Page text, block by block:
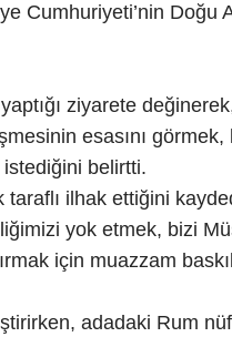
Cumhuriyeti’nin Doğu
ziyarete değinerek,
esasını
belirtti.
ilhak ettiğini
yok etmek, bizi
için muazzam
adadaki Rum